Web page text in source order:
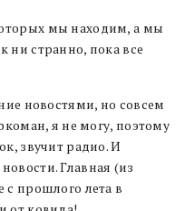
мы находим, а мы
ни странно, пока все
новостями, но совсем
я не могу, поэтому
звучит радио. И
Главная (из
прошлого лета в